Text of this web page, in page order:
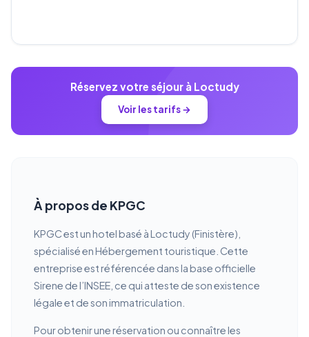
Réservez votre séjour à Loctudy
Voir les tarifs →
À propos de KPGC
KPGC est un hotel basé à Loctudy (Finistère),
spécialisé en Hébergement touristique. Cette
entreprise est référencée dans la base officielle
Sirene de l’INSEE, ce qui atteste de son existence
légale et de son immatriculation.
Pour obtenir une réservation ou connaître les